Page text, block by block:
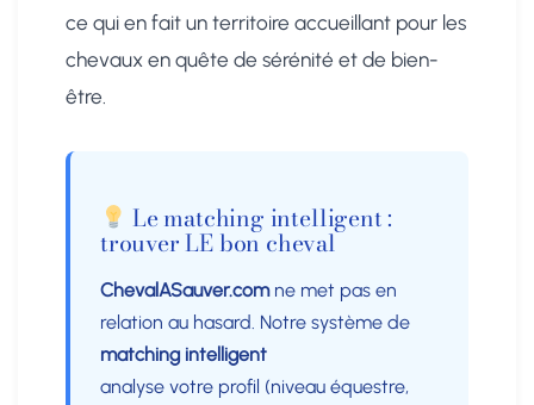
ce qui en fait un territoire accueillant pour les
chevaux en quête de sérénité et de bien-
être.
Le matching intelligent :
trouver LE bon cheval
ChevalASauver.comne met pas en
relation au hasard. Notre système de
matching intelligent
analyse votre profil (niveau équestre,